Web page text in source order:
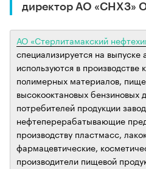
директор АО «СНХЗ»
АО «Стерлитамакский
специализируется на выпуске
используются в производстве
полимерных материалов,
высокооктановых бензиновых
потребителей продукции
нефтеперерабатывающие
производству пластмасс,
фармацевтические,
производители пищевой